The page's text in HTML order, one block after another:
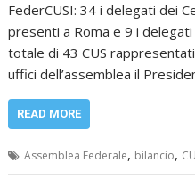
FederCUSI: 34 i delegati dei
presenti a Roma e 9 i
totale di 43 CUS
uffici dell’assemblea il
READ MORE
Assemblea Federale, bilancio,